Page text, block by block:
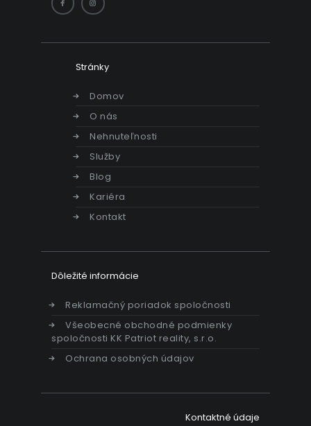
Stránky
Domov
O nás
Nehnuteľnosti
Služby
Blog
Kariéra
Kontakt
Dôležité informácie
Reklamačný poriadok spoločnosti
Všeobecné obchodné podmienky
spoločnosti KK Patriot reality, s.r.o.
Ochrana osobných údajov
Kontaktné údaje